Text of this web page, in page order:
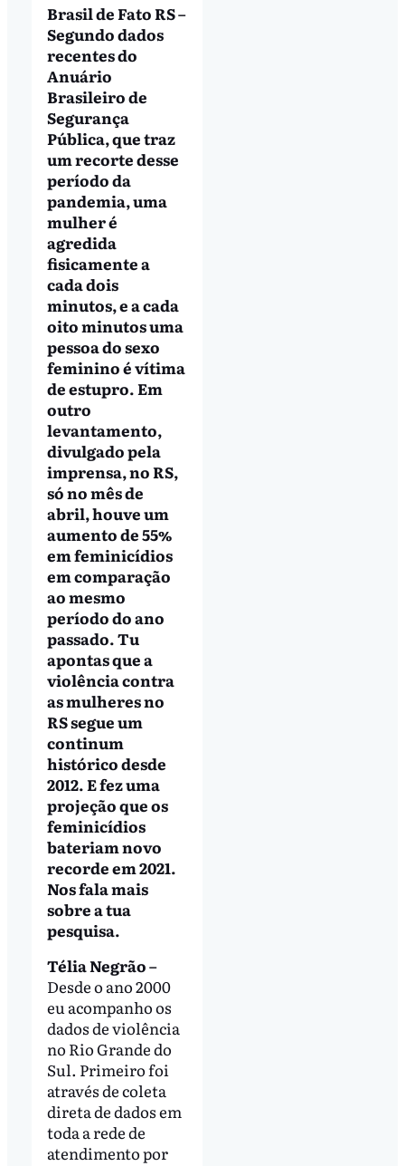
Brasil de Fato RS –
Segundo dados
recentes do
Anuário
Brasileiro de
Segurança
Pública, que traz
um recorte desse
período da
pandemia, uma
mulher é
agredida
fisicamente a
cada dois
minutos, e a cada
oito minutos uma
pessoa do sexo
feminino é vítima
de estupro. Em
outro
levantamento,
divulgado pela
imprensa, no RS,
só no mês de
abril, houve um
aumento de 55%
em feminicídios
em comparação
ao mesmo
período do ano
passado. Tu
apontas que a
violência contra
as mulheres no
RS segue um
continum
histórico desde
2012. E fez uma
projeção que os
feminicídios
bateriam novo
recorde em 2021.
Nos fala mais
sobre a tua
pesquisa.
Télia Negrão –
Desde o ano 2000
eu acompanho os
dados de violência
no Rio Grande do
Sul. Primeiro foi
através de coleta
direta de dados em
toda a rede de
atendimento por